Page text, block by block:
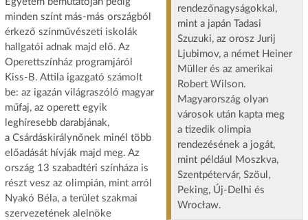
rendezőnagyságokkal,
mint a japán Tadasi
Szuzuki, az orosz Jurij
Ljubimov, a német Heiner
Müller és az amerikai
Robert Wilson.
Magyarország olyan
városok után kapta meg
a tizedik olimpia
rendezésének a jogát,
mint például Moszkva,
Szentpétervár, Szöul,
Peking, Új-Delhi és
Wrocław.
minden színt más-más országból
érkező színművészeti iskolák
hallgatói adnak majd elő. Az
Operettszínház programjáról
Kiss-B. Attila igazgató számolt
be: az igazán világraszóló magyar
műfaj, az operett egyik
leghíresebb darabjának,
a Csárdáskirálynőnek minél több
előadását hívják majd meg. Az
ország 13 szabadtéri színháza is
részt vesz az olimpián, mint arról
Nyakó Béla, a terület szakmai
szervezetének alelnöke